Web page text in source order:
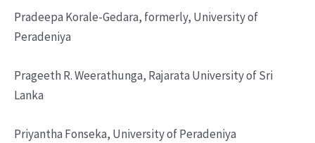
Pradeepa Korale-Gedara, formerly, University of
Peradeniya
Prageeth R. Weerathunga, Rajarata University of Sri
Lanka
Priyantha Fonseka, University of Peradeniya